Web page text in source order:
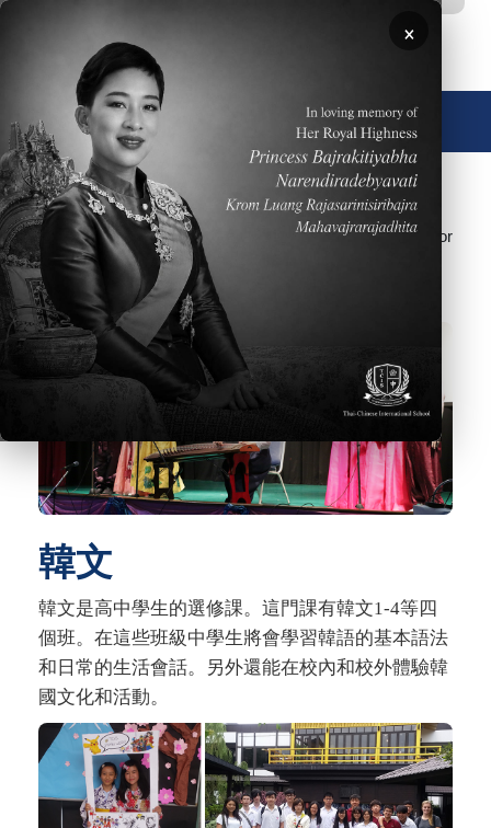
移至主內容
🌐 中文，傳統
圖片
TCIS offers daily Chinese and Thai language programs for
PK-Grade 12. For additional details please visit the Thai
Language and Chinese Language
韓文
韓文是高中學生的選修課。這門課有韓文1-4等四
個班。在這些班級中學生將會學習韓語的基本語法
和日常的生活會話。另外還能在校內和校外體驗韓
國文化和活動。
×